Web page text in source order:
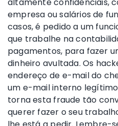
empresa ou salários de
casos, é pedido a um
que trabalhe na
pagamentos, para fazer
dinheiro avultada. Os
endereço de e-mail do
um e-mail interno
torna esta fraude tão
querer fazer o seu